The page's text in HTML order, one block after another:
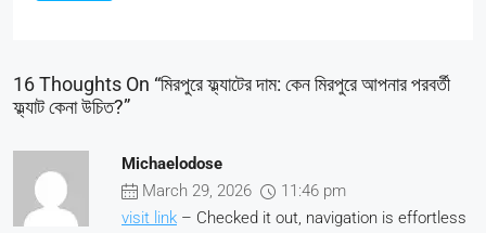
16 Thoughts On “মিরপুরে ফ্ল্যাটের দাম: কেন মিরপুরে আপনার পরবর্তী
ফ্ল্যাট কেনা উচিত?”
Michaelodose
March 29, 2026
11:46 pm
visit link – Checked it out, navigation is effortless